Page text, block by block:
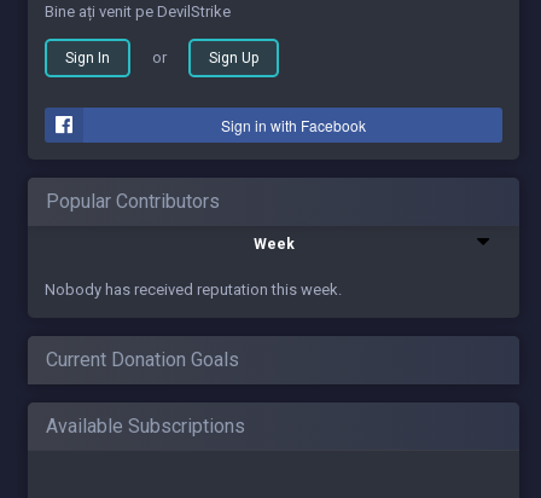
Bine ați venit pe DevilStrike
Sign In or Sign Up
Sign in with Facebook
Popular Contributors
Week
Nobody has received reputation this week.
Current Donation Goals
Available Subscriptions